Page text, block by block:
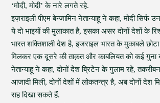
‘मोदी, मोदी’ के नारे लगते रहे.
इज़राइली पीएम बेन्जामिन नेतान्याहू ने कहा, मोदी सिर्फ
ये दो भाइयों की मुलाकात है, इसका असर दोनों देशों के
भारत शक्तिशाली देश है, इजराइल भारत के मुकाबले
मिलकर एक दूसरे की ताक़त और काबलियत को कई गुना
नेतान्याहू ने कहा, दोनों देश ब्रिटेन के गुलाम रहे,
आजादी मिली, दोनों देशों में लोकतन्त्र है, अब दोनों देश
राह दिखा सकते हैं.